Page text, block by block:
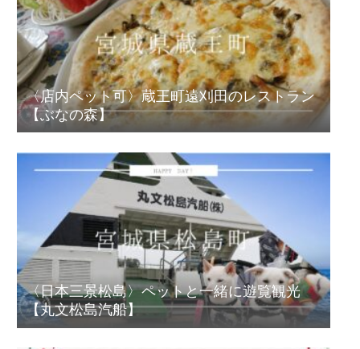
〈店内ペット可〉蔵王町遠刈田のレストラン
【ぶなの森】
〈日本三景松島〉ペットと一緒に遊覧観光
【丸文松島汽船】